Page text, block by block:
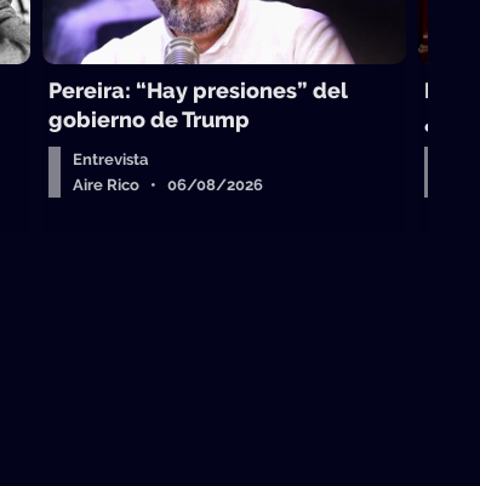
Pereira: “Hay presiones” del
gobierno de Trump
Entrevista
Aire Rico • 06/08/2026
La